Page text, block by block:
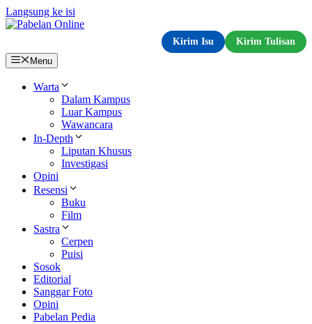
Langsung ke isi
Kirim Isu
Kirim Tulisan
Menu
Warta
Dalam Kampus
Luar Kampus
Wawancara
In-Depth
Liputan Khusus
Investigasi
Opini
Resensi
Buku
Film
Sastra
Cerpen
Puisi
Sosok
Editorial
Sanggar Foto
Opini
Pabelan Pedia